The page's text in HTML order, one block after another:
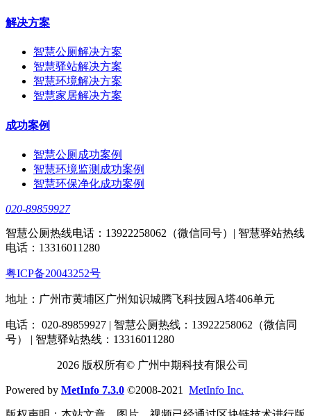
解决方案
智慧公厕解决方案
智慧驿站解决方案
智慧环境解决方案
智慧家居解决方案
成功案例
智慧公厕成功案例
智慧环境监测成功案例
智慧环保净化成功案例
020-89859927
智慧公厕热线电话：13922258062（微信同号）| 智慧驿站热线
电话：13316011280
粤ICP备20043252号
地址：广州市黄埔区广州知识城腾飞科技园A塔406单元
电话： 020-89859927 | 智慧公厕热线：13922258062（微信同
号） | 智慧驿站热线：13316011280
2026 版权所有© 广州中期科技有限公司
Powered by MetInfo 7.3.0 ©2008-2021 MetInfo Inc.